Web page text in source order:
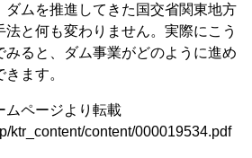
ダムを推進してきた国交省関東地方
と何も変わりません。実際にこう
みると、ダム事業がどのように進め
ます。
ームページより転載
ktr_content/content/000019534.pdf